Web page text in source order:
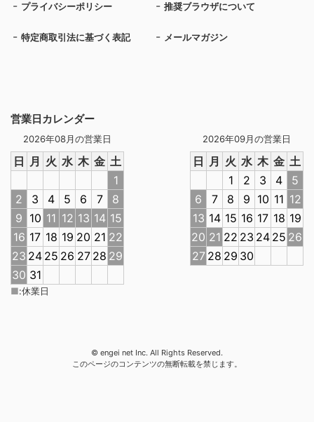
営業日カレンダー
2026年08月の営業日
日 月 火 水 木 金 土
1
2
3 4 5 6 7
8
9 10 11 12 13 14 15
16 17 18 19 20 21 22
23 24 25 26 27 28 29
30 31
2026年09月の営業日
日 月 火 水 木 金 土
1
2 3 4
5
6
7 8 9 10 11 12
13 14 15 16 17 18 19
20 21 22 23 24 25 26
27 28 29 30
■:休業日
プライバシーポリシー 推奨ブラウザについて
特定商取引法に基づく表記 メールマガジン
© engei net Inc. All Rights Reserved.
このページのコンテンツの無断転載を禁じます。